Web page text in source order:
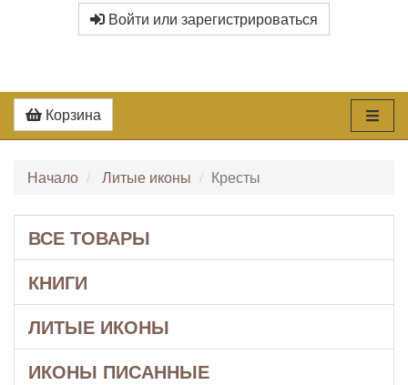
Войти или зарегистрироваться
Корзина
Начало Литые иконы Кресты
ВСЕ ТОВАРЫ
КНИГИ
ЛИТЫЕ ИКОНЫ
ИКОНЫ ПИСАННЫЕ